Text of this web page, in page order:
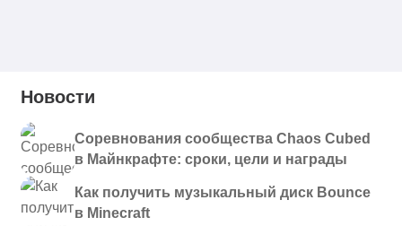
Новости
Соревнования сообщества Chaos Cubed
в Майнкрафте: сроки, цели и награды
Как получить музыкальный диск Bounce
в Minecraft